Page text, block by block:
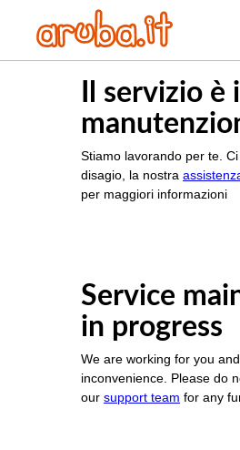
Il servizio è
Stiamo lavorando per te.
disagio, la nostra
per maggiori informazioni
Service
in progress
We are working for you
inconvenience. Please do
our support team for any